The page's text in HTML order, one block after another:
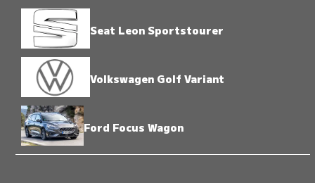
Seat Leon Sportstourer
Volkswagen Golf Variant
Ford Focus Wagon